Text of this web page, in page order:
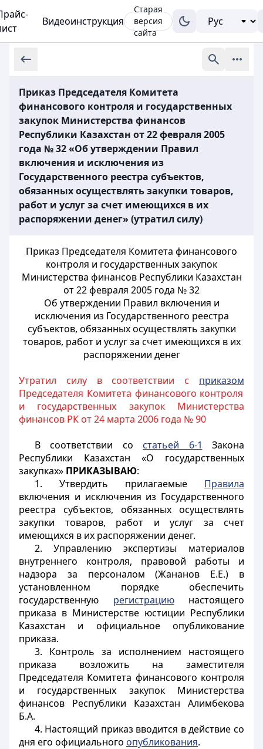
Видеоинструкция
Старая
версия
сайта
Приказ Председателя Комитета
финансового контроля и государственных
закупок Министерства финансов
Республики Казахстан от 22 февраля 2005
года № 32 «Об утверждении Правил
включения и исключения из
Государственного реестра субъектов,
обязанных осуществлять закупки товаров,
работ и услуг за счет имеющихся в их
распоряжении денег» (утратил силу)
Приказ Председателя Комитета финансового
контроля и государственных закупок
Министерства финансов Республики Казахстан
от 22 февраля 2005 года № 32
Об утверждении Правил включения и
исключения из Государственного реестра
субъектов, обязанных осуществлять закупки
товаров, работ и услуг за счет имеющихся в их
распоряжении денег
Утратил силу в соответствии с приказом
Председателя Комитета финансового контроля
и государственных закупок Министерства
финансов РК от 24 марта 2006 года № 90
В соответствии со статьей 6-1
Закона
Республики Казахстан «О государственных
закупках» ПРИКАЗЫВАЮ:
1. Утвердить прилагаемые Правила
включения и исключения из Государственного
реестра субъектов, обязанных осуществлять
закупки товаров, работ и услуг за счет
имеющихся в их распоряжении денег.
2. Управлению экспертизы материалов
внутреннего контроля, правовой работы и
надзора за персоналом (Жананов Е.Е.) в
установленном порядке обеспечить
государственную регистрациюнастоящего
приказа в Министерстве юстиции Республики
Казахстан и официальное опубликование
приказа.
3. Контроль за исполнением настоящего
приказа возложить на заместителя
Председателя Комитета финансового контроля
и государственных закупок Министерства
финансов Республики Казахстан Алимбекова
Б.А.
4. Настоящий приказ вводится в действие со
дня его официального опубликования.